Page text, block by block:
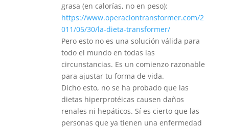
grasa (en calorías, no en peso):
https://www.operaciontransformer.com/2
011/05/30/la-dieta-transformer/
Pero esto no es una solución válida para
todo el mundo en todas las
circunstancias. Es un comienzo razonable
para ajustar tu forma de vida.
Dicho esto, no se ha probado que las
dietas hiperprotéicas causen daños
renales ni hepáticos. Sí es cierto que las
personas que ya tienen una enfermedad